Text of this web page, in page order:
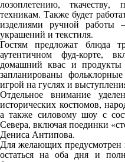
лозоплетению,
техникам. Также будет
изделиями ручной
украшений и текстиля.
Гостям предложат блюда
аутентичном фуд-корте,
домашний квас и
запланированы
игрой на гуслях и
Отдельное внимание
исторических костюмов,
а также силовому шоу с
Севера, включая поединки
Дениса Антипова.
Для желающих предусмотрен
остаться на оба дня и